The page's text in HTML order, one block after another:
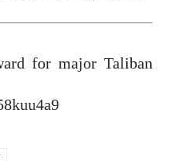
for major Taliban